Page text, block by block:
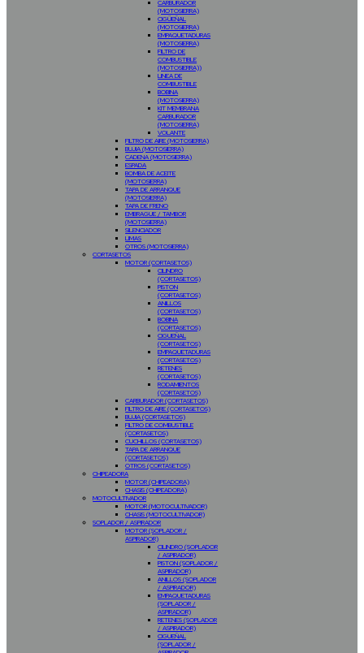
CARBURADOR
(MOTOSIERRA)
CIGÜEÑAL
(MOTOSIERRA)
EMPAQUETADURAS
(MOTOSIERRA)
FILTRO DE
COMBUSTIBLE
(MOTOSIERRA))
LINEA DE
COMBUSTIBLE
BOBINA
(MOTOSIERRA)
KIT MEMBRANA
CARBURADOR
(MOTOSIERRA)
VOLANTE
FILTRO DE AIRE (MOTOSIERRA)
BUJIA (MOTOSIERRA)
CADENA (MOTOSIERRA)
ESPADA
BOMBA DE ACEITE
(MOTOSIERRA)
TAPA DE ARRANQUE
(MOTOSIERRA)
TAPA DE FRENO
EMBRAGUE / TAMBOR
(MOTOSIERRA)
SILENCIADOR
LIMAS
OTROS (MOTOSIERRA)
CORTASETOS
MOTOR (CORTASETOS)
CILINDRO
(CORTASETOS)
PISTON
(CORTASETOS)
ANILLOS
(CORTASETOS)
BOBINA
(CORTASETOS)
CIGUEÑAL
(CORTASETOS)
EMPAQUETADURAS
(CORTASETOS)
RETENES
(CORTASETOS)
RODAMIENTOS
(CORTASETOS)
CARBURADOR (CORTASETOS)
FILTRO DE AIRE (CORTASETOS)
BUJIA (CORTASETOS)
FILTRO DE COMBUSTIBLE
(CORTASETOS)
CUCHILLOS (CORTASETOS)
TAPA DE ARRANQUE
(CORTASETOS)
OTROS (CORTASETOS)
CHIPEADORA
MOTOR (CHIPEADORA)
CHASIS (CHIPEADORA)
MOTOCULTIVADOR
MOTOR (MOTOCULTIVADOR)
CHASIS (MOTOCULTIVADOR)
SOPLADOR / ASPIRADOR
MOTOR (SOPLADOR /
ASPIRADOR)
CILINDRO (SOPLADOR
/ ASPIRADOR)
PISTON (SOPLADOR /
ASPIRADOR)
ANILLOS (SOPLADOR
/ ASPIRADOR)
EMPAQUETADURAS
(SOPLADOR /
ASPIRADOR)
RETENES (SOPLADOR
/ ASPIRADOR)
CIGUEÑAL
(SOPLADOR /